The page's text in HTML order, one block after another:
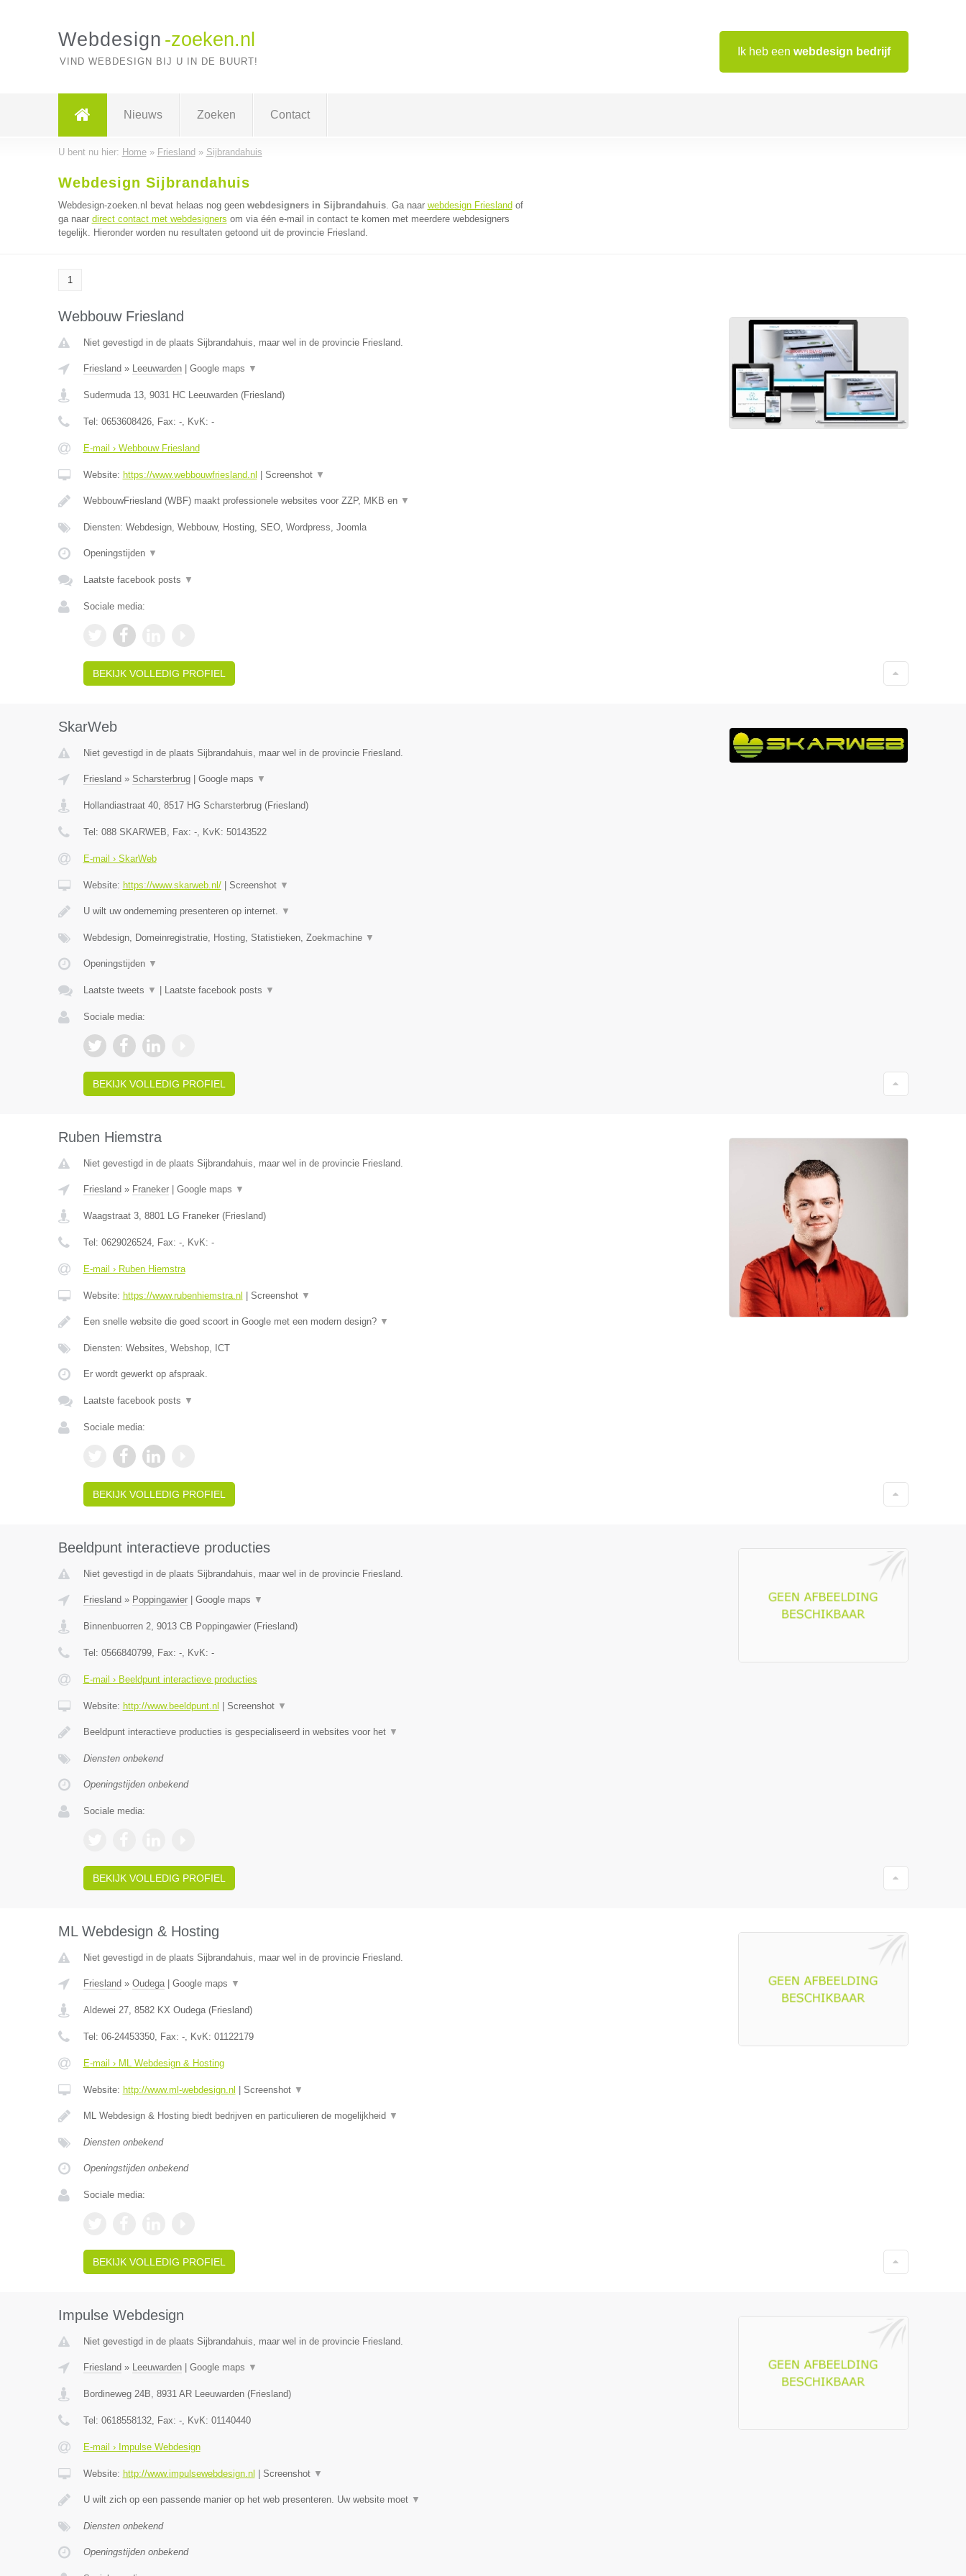
Ik heb een webdesign bedrijf
Webdesign -zoeken.nl
VIND WEBDESIGN BIJ U IN DE BUURT!
Nieuws Zoeken Contact
U bent nu hier: Home» Friesland » Sijbrandahuis
Webdesign Sijbrandahuis
Webdesign-zoeken.nl bevat helaas nog geen webdesigners in Sijbrandahuis. Ga naar webdesign Friesland of
ga naar direct contact met webdesigners om via één e-mail in contact te komen met meerdere webdesigners
tegelijk. Hieronder worden nu resultaten getoond uit de provincie Friesland.
1
Webbouw Friesland
Niet gevestigd in de plaats Sijbrandahuis, maar wel in de provincie Friesland.
Friesland » Leeuwarden| Google maps ▼
Sudermuda 13, 9031 HC Leeuwarden(Friesland)
Tel: 0653608426, Fax: -, KvK: -
E-mail › Webbouw Friesland
Website: https://www.webbouwfriesland.nl Screenshot ▼
WebbouwFriesland (WBF) maakt professionele websites voor ZZP, MKB en ▼
Diensten: Webdesign, Webbouw, Hosting, SEO, Wordpress, Joomla
Openingstijden ▼
Laatste facebook posts ▼
Sociale media:
BEKIJK VOLLEDIG PROFIEL
SkarWeb
Niet gevestigd in de plaats Sijbrandahuis, maar wel in de provincie Friesland.
Friesland » Scharsterbrug| Google maps ▼
Hollandiastraat 40, 8517 HG Scharsterbrug(Friesland)
Tel: 088 SKARWEB, Fax: -, KvK: 50143522
E-mail › SkarWeb
Website: https://www.skarweb.nl/| Screenshot ▼
U wilt uw onderneming presenteren op internet. ▼
Webdesign, Domeinregistratie, Hosting, Statistieken, Zoekmachine ▼
Openingstijden ▼
Laatste tweets ▼ Laatste facebook posts ▼
Sociale media:
BEKIJK VOLLEDIG PROFIEL
Ruben Hiemstra
Niet gevestigd in de plaats Sijbrandahuis, maar wel in de provincie Friesland.
Friesland » Franeker| Google maps ▼
Waagstraat 3, 8801 LG Franeker(Friesland)
Tel: 0629026524, Fax: -, KvK: -
E-mail › Ruben Hiemstra
Website: https://www.rubenhiemstra.nl Screenshot ▼
Een snelle website die goed scoort in Google met een modern design? ▼
Diensten: Websites, Webshop, ICT
Er wordt gewerkt op afspraak.
Laatste facebook posts ▼
Sociale media:
BEKIJK VOLLEDIG PROFIEL
Beeldpunt interactieve producties
Niet gevestigd in de plaats Sijbrandahuis, maar wel in de provincie Friesland.
Friesland » Poppingawier| Google maps ▼
Binnenbuorren 2, 9013 CB Poppingawier(Friesland)
Tel: 0566840799, Fax: -, KvK: -
E-mail › Beeldpunt interactieve producties
Website: http://www.beeldpunt.nl Screenshot ▼
Beeldpunt interactieve producties is gespecialiseerd in websites voor het ▼
Diensten onbekend
Openingstijden onbekend
Sociale media:
BEKIJK VOLLEDIG PROFIEL
ML Webdesign & Hosting
Niet gevestigd in de plaats Sijbrandahuis, maar wel in de provincie Friesland.
Friesland » Oudega| Google maps ▼
Aldewei 27, 8582 KX Oudega(Friesland)
Tel: 06-24453350, Fax: -, KvK: 01122179
E-mail › ML Webdesign & Hosting
Website: http://www.ml-webdesign.nl Screenshot ▼
ML Webdesign & Hosting biedt bedrijven en particulieren de mogelijkheid ▼
Diensten onbekend
Openingstijden onbekend
Sociale media:
BEKIJK VOLLEDIG PROFIEL
Impulse Webdesign
Niet gevestigd in de plaats Sijbrandahuis, maar wel in de provincie Friesland.
Friesland » Leeuwarden| Google maps ▼
Bordineweg 24B, 8931 AR Leeuwarden(Friesland)
Tel: 0618558132, Fax: -, KvK: 01140440
E-mail › Impulse Webdesign
Website: http://www.impulsewebdesign.nl Screenshot ▼
U wilt zich op een passende manier op het web presenteren. Uw website moet ▼
Diensten onbekend
Openingstijden onbekend